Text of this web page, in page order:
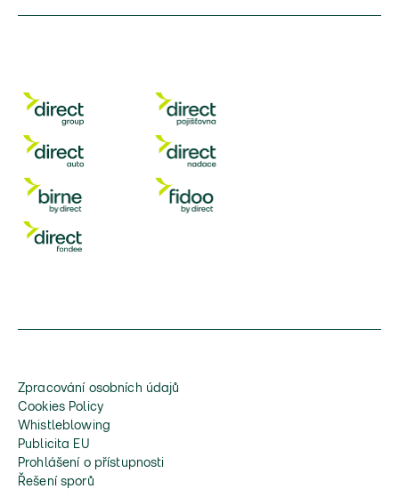
Zpracování osobních údajů
Cookies Policy
Whistleblowing
Publicita EU
Prohlášení o přístupnosti
Řešení sporů